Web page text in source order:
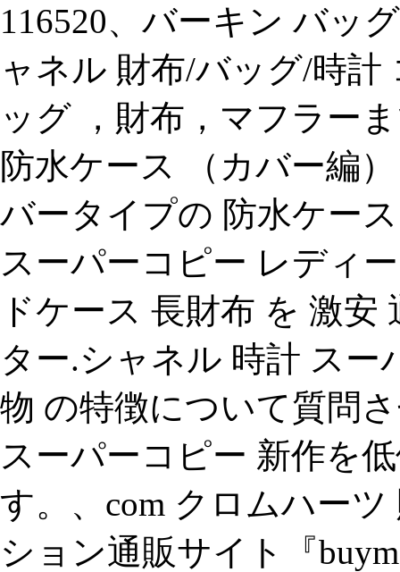
116520、バーキン バッ
ャネル 財布/バッグ/時計
ッグ ，財布，マフラー
防水ケース （カバー編
バータイプの 防水ケー
スーパーコピー レディ
ドケース 長財布 を 激
ター.シャネル 時計 スー
物 の特徴について質問
スーパーコピー 新作を
す。、com クロムハー
ション通販サイト『